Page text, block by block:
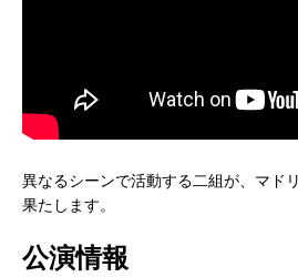
異なるシーンで活動する二組が、マド
果たします。
公演情報